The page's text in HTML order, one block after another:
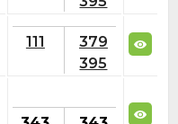
111
379
395